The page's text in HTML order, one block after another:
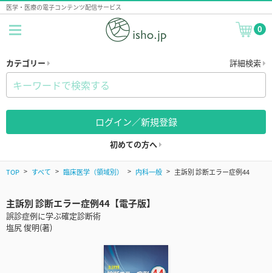
医学・医療の電子コンテンツ配信サービス
0
カテゴリー 詳細検索
ログイン／新規登録
初めての方へ
TOP すべて 臨床医学（領域別） 内科一般 主訴別 診断エラー症例44
主訴別 診断エラー症例44【電子版】
誤診症例に学ぶ確定診断術
塩尻 俊明(著)